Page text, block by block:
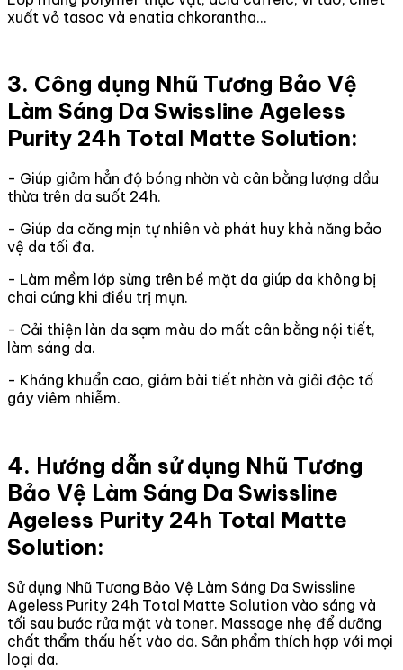
xuất vỏ tasoc và enatia chkorantha…
3. Công dụng Nhũ Tương Bảo Vệ
Làm Sáng Da Swissline Ageless
Purity 24h Total Matte Solution:
- Giúp giảm hẳn độ bóng nhờn và cân bằng lượng dầu
thừa trên da suốt 24h.
- Giúp da căng mịn tự nhiên và phát huy khả năng bảo
vệ da tối đa.
- Làm mềm lớp sừng trên bề mặt da giúp da không bị
chai cứng khi điều trị mụn.
- Cải thiện làn da sạm màu do mất cân bằng nội tiết,
làm sáng da.
- Kháng khuẩn cao, giảm bài tiết nhờn và giải độc tố
gây viêm nhiễm.
4. Hướng dẫn sử dụng Nhũ Tương
Bảo Vệ Làm Sáng Da Swissline
Ageless Purity 24h Total Matte
Solution:
Sử dụng Nhũ Tương Bảo Vệ Làm Sáng Da Swissline
Ageless Purity 24h Total Matte Solution vào sáng và
tối sau bước rửa mặt và toner. Massage nhẹ để dưỡng
chất thẩm thấu hết vào da. Sản phẩm thích hợp với mọi
loại da.